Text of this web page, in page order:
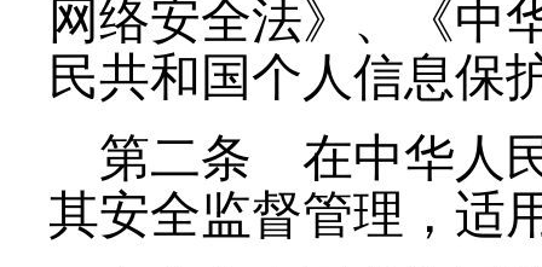
网络安全法》、《中
民共和国个人信息保
第二条 在中华人
其安全监督管理，适